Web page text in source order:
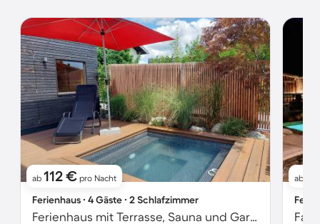
ab 112 € pro Nacht
Ferienhaus ∙ 4 Gäste ∙ 2 Schlafzimmer
Ferienhaus mit Terrasse, Sauna und Garten | Bergblick
ab